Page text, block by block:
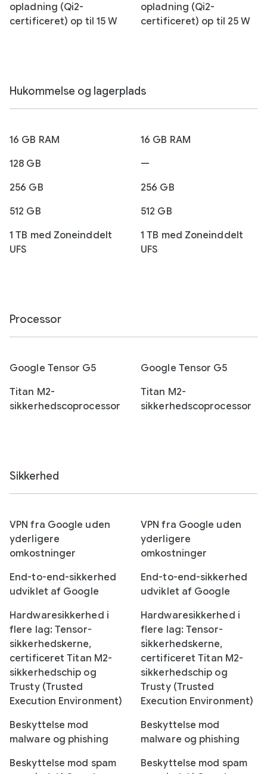
opladning (Qi2-
certificeret) op til 15 W
opladning (Qi2-
certificeret) op til 25 W
Hukommelse og lagerplads
16 GB RAM
128 GB
256 GB
512 GB
1 TB med Zoneinddelt
UFS
16 GB RAM
—
256 GB
512 GB
1 TB med Zoneinddelt
UFS
Processor
Google Tensor G5
Titan M2-
sikkerhedscoprocessor
Google Tensor G5
Titan M2-
sikkerhedscoprocessor
Sikkerhed
VPN fra Google uden
yderligere
omkostninger
End-to-end-sikkerhed
udviklet af Google
Hardwaresikkerhed i
flere lag: Tensor-
sikkerhedskerne,
certificeret Titan M2-
sikkerhedschip og
Trusty (Trusted
Execution Environment)
Beskyttelse mod
malware og phishing
Beskyttelse mod spam
VPN fra Google uden
yderligere
omkostninger
End-to-end-sikkerhed
udviklet af Google
Hardwaresikkerhed i
flere lag: Tensor-
sikkerhedskerne,
certificeret Titan M2-
sikkerhedschip og
Trusty (Trusted
Execution Environment)
Beskyttelse mod
malware og phishing
Beskyttelse mod spam